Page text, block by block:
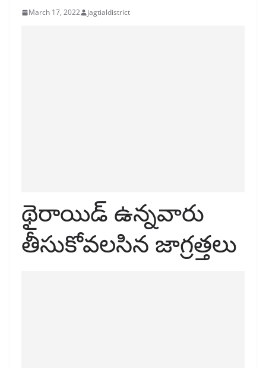
March 17, 2022 jagtialdistrict
థైరాయిడ్ ఉన్నవారు
తీసుకోవలసిన జాగ్రత్తలు